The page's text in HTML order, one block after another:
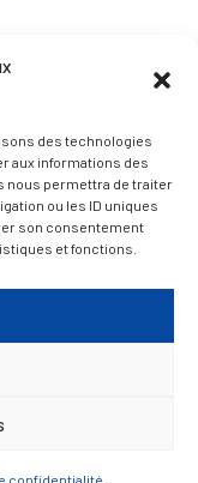
des technologies
aux informations des
nous permettra de traiter
ou les ID uniques
son consentement
et fonctions.
confidentialité
associations
agent